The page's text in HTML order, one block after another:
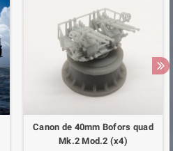
Canon de 40mm Bofors quad
Mk.2 Mod.2 (x4)